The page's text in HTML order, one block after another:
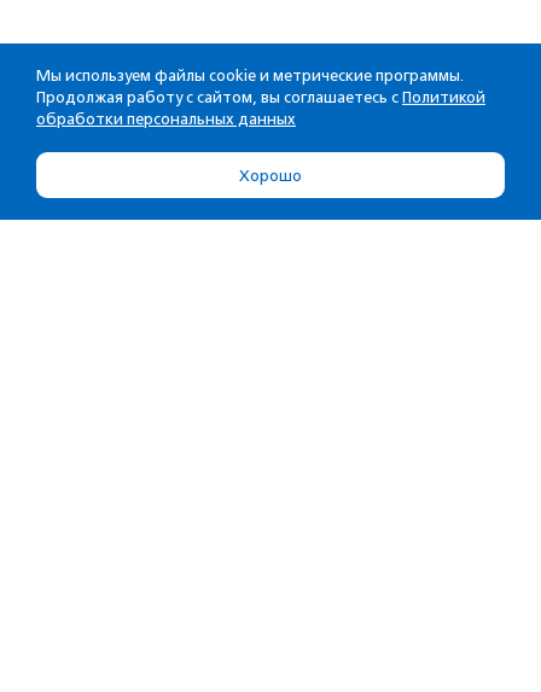
Мы используем файлы cookie и метрические программы.
Продолжая работу с сайтом, вы соглашаетесь с Политикой
обработки персональных данных
Хорошо